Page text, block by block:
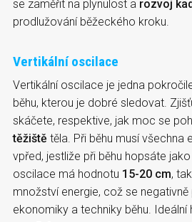
se zaměřit na plynulost a rozvoj
prodlužování běžeckého kroku.
Vertikální oscilace
Vertikální oscilace je jedna
běhu, kterou je dobré sledovat.
skáčete, respektive, jak moc se
těžiště těla. Při běhu musí všechna
vpřed, jestliže při běhu hopsáte
oscilace má hodnotu 15-20 cm,
množství energie, což se
ekonomiky a techniky běhu.